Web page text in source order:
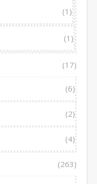
(1)
(1)
(17)
(6)
(2)
(4)
(263)